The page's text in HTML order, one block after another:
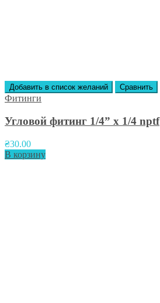
Добавить в список желаний Сравнить
Фитинги
Угловой фитинг 1/4” x 1/4 nptf
₴30.00
В корзину